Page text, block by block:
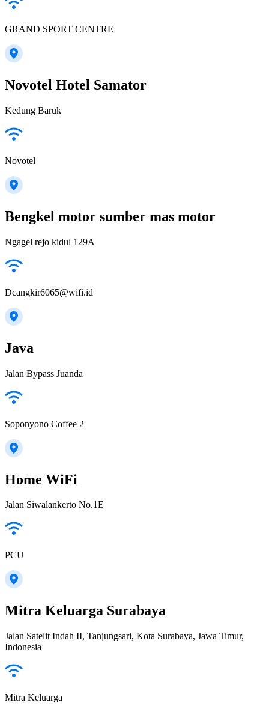
GRAND SPORT CENTRE
Novotel Hotel Samator
Kedung Baruk
Novotel
Bengkel motor sumber mas motor
Ngagel rejo kidul 129A
Dcangkir6065@wifi.id
Java
Jalan Bypass Juanda
Soponyono Coffee 2
Home WiFi
Jalan Siwalankerto No.1E
PCU
Mitra Keluarga Surabaya
Jalan Satelit Indah II, Tanjungsari, Kota Surabaya, Jawa Timur,
Indonesia
Mitra Keluarga